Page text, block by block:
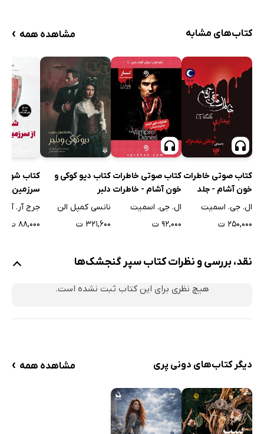
کتاب‌های مشابه مشاهده همه ›
کتاب صوتی خاطرات
خون‌ آشام - جلد
اول: بیداری
ال. جی. اسمیت
۲۵۰,۰۰۰ ت
کتاب صوتی خاطرات
خون آشام - خاطرات
استفان - جلد اول:
ال. جی. اسمیت
۹۲,۰۰۰ ت
کتاب دیو کوکی و
دلبر
نانسی کمپل الن
۳۲۱,۶۰۰ ت
کتاب
سرزمین
جرج آر. آر.
۸۸,۰۰۰ ت
نقد، بررسی و نظرات کتاب سپر گنجشک‌ها
هیچ نظری برای این کتاب ثبت نشده است.
دیگر کتاب‌های دونی پری مشاهده همه ›